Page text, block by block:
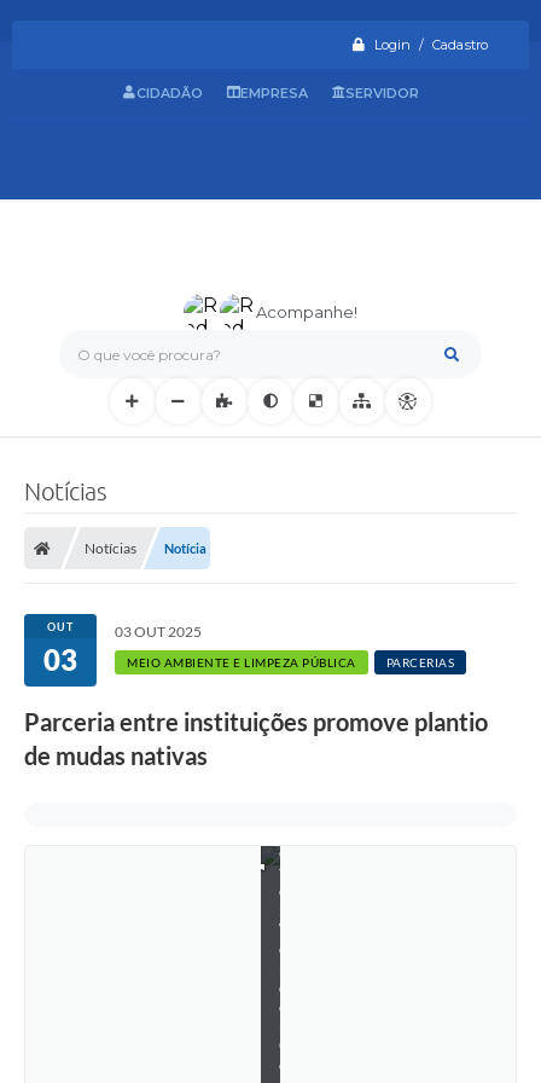
Login / Cadastro
O que você procura?
Acompanhe!
CIDADÃO EMPRESA SERVIDOR
Notícias
Notícias Notícia
OUT
03
03 OUT 2025
MEIO AMBIENTE E LIMPEZA PÚBLICA PARCERIAS
Parceria entre instituições promove plantio
de mudas nativas
o
t
o
W
e
d
e
C
o